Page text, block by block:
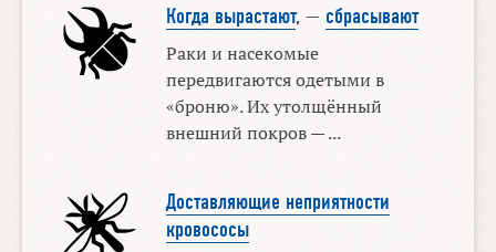
Когда вырастают, — сбрасывают
Раки и насекомые
передвигаются одетыми в
«броню». Их утолщённый
внешний покров — ...
Доставляющие неприятности
кровососы